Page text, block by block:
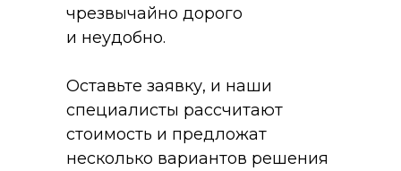
чрезвычайно дорого
и неудобно.
Оставьте заявку, и наши
специалисты рассчитают
стоимость и предложат
несколько вариантов решения